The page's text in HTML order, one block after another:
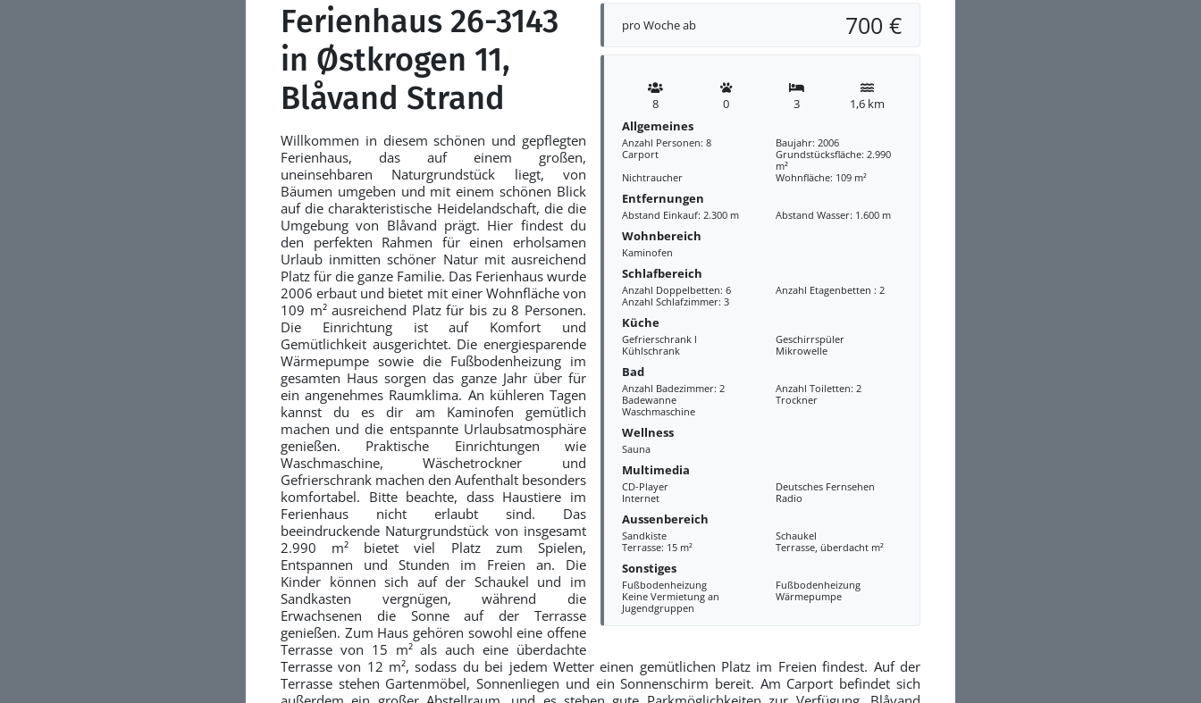
pro Woche ab 700 €
8 0 3
1,6 km
Allgemeines
Anzahl Personen: 8
Baujahr: 2006
Carport
Grundstücksfläche: 2.990
m²
Nichtraucher
Wohnfläche: 109 m²
Entfernungen
Abstand Einkauf: 2.300 m Abstand Wasser: 1.600 m
Wohnbereich
Kaminofen
Schlafbereich
Anzahl Doppelbetten: 6
Anzahl Etagenbetten : 2
Anzahl Schlafzimmer: 3
Küche
Gefrierschrank l
Geschirrspüler
Kühlschrank
Mikrowelle
Bad
Anzahl Badezimmer: 2
Anzahl Toiletten: 2
Badewanne
Trockner
Waschmaschine
Wellness
Sauna
Multimedia
CD-Player
Deutsches Fernsehen
Internet
Radio
Aussenbereich
Sandkiste
Schaukel
Terrasse: 15 m²
Terrasse, überdacht m²
Sonstiges
Fußbodenheizung
Fußbodenheizung
Keine Vermietung an
Jugendgruppen
Wärmepumpe
Ferienhaus 26-3143
in Østkrogen 11,
Blåvand Strand
Willkommen in diesem schönen und gepflegten
Ferienhaus, das auf einem großen,
uneinsehbaren Naturgrundstück liegt, von
Bäumen umgeben und mit einem schönen Blick
auf die charakteristische Heidelandschaft, die die
Umgebung von Blåvand prägt. Hier findest du
den perfekten Rahmen für einen erholsamen
Urlaub inmitten schöner Natur mit ausreichend
Platz für die ganze Familie. Das Ferienhaus wurde
2006 erbaut und bietet mit einer Wohnfläche von
109 m² ausreichend Platz für bis zu 8 Personen.
Die Einrichtung ist auf Komfort und
Gemütlichkeit ausgerichtet. Die energiesparende
Wärmepumpe sowie die Fußbodenheizung im
gesamten Haus sorgen das ganze Jahr über für
ein angenehmes Raumklima. An kühleren Tagen
kannst du es dir am Kaminofen gemütlich
machen und die entspannte Urlaubsatmosphäre
genießen. Praktische Einrichtungen wie
Waschmaschine, Wäschetrockner und
Gefrierschrank machen den Aufenthalt besonders
komfortabel. Bitte beachte, dass Haustiere im
Ferienhaus nicht erlaubt sind. Das
beeindruckende Naturgrundstück von insgesamt
2.990 m² bietet viel Platz zum Spielen,
Entspannen und Stunden im Freien an. Die
Kinder können sich auf der Schaukel und im
Sandkasten vergnügen, während die
Erwachsenen die Sonne auf der Terrasse
genießen. Zum Haus gehören sowohl eine offene
Terrasse von 15 m² als auch eine überdachte
Terrasse von 12 m², sodass du bei jedem Wetter einen gemütlichen Platz im Freien findest. Auf der
Terrasse stehen Gartenmöbel, Sonnenliegen und ein Sonnenschirm bereit. Am Carport befindet sich